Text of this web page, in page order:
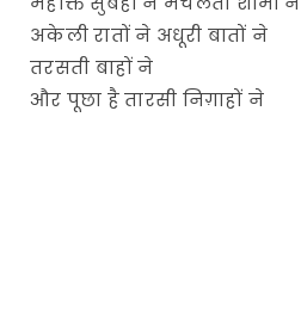
अकेली रातों ने अधूरी बातों ने
तरसती बाहों ने
और पूछा है तारसी निग़ाहों ने